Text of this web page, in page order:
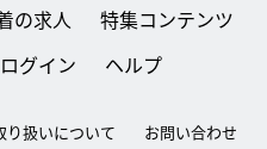
の求人
特集コンテンツ
ログイン ヘルプ
り扱いについて お問い合わせ